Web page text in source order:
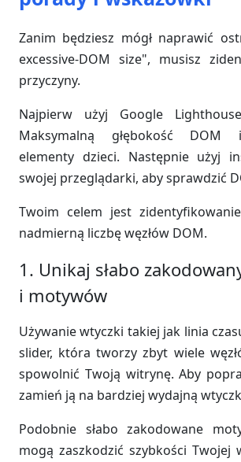
Zanim będziesz mógł naprawić
excessive-DOM size", musisz
przyczyny.
Najpierw użyj Google
Maksymalną głębokość DOM
elementy dzieci. Następnie użyj
swojej przeglądarki, aby sprawdzić
Twoim celem jest
nadmierną liczbę węzłów DOM.
1. Unikaj słabo
i motywów
Używanie wtyczki takiej jak linia
slider, która tworzy zbyt wiele
spowolnić Twoją witrynę. Aby
zamień ją na bardziej wydajną
Podobnie słabo zakodowane
mogą zaszkodzić szybkości Twojej